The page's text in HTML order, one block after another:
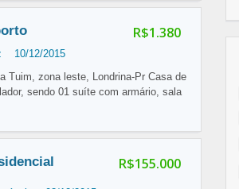
R$1.380
10/12/2015
Tuim, zona leste, Londrina-Pr Casa de
sendo 01 suíte com armário, sala
R$155.000